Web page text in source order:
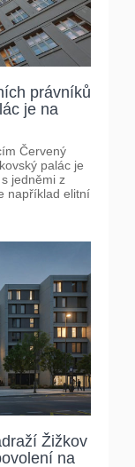
právníků
je na
Červený
palác je
jedněmi z
například elitní
Žižkov
na